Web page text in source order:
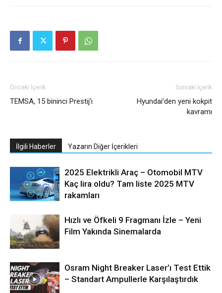
Önceki İçerik
TEMSA, 15 bininci Prestij’i
Sonraki İçerik
Hyundai’den yeni kokpit
kavramı
İlgili Haberler Yazarın Diğer İçerikleri
2025 Elektrikli Araç – Otomobil MTV
Kaç lira oldu? Tam liste 2025 MTV
rakamları
Hızlı ve Öfkeli 9 Fragmanı İzle – Yeni
Film Yakında Sinemalarda
Osram Night Breaker Laser’ı Test Ettik
– Standart Ampullerle Karşılaştırdık